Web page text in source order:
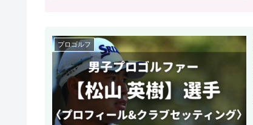
プロゴルフ